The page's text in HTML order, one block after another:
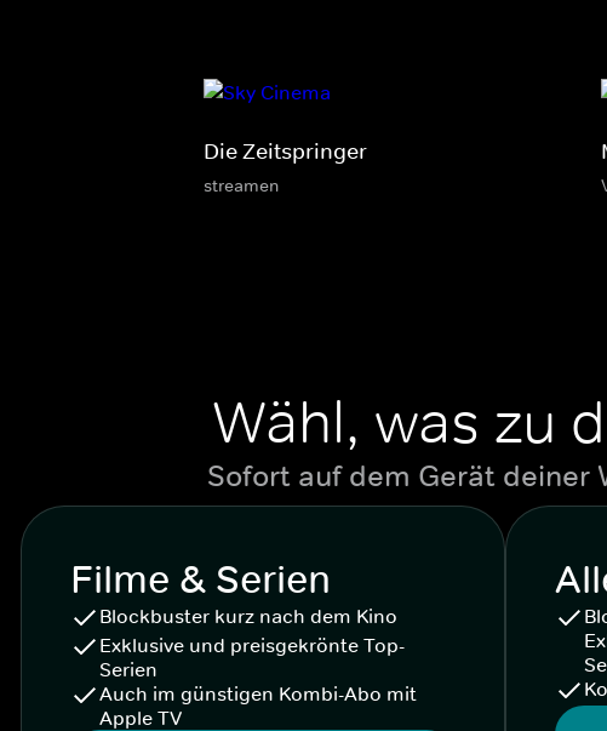
Die Zeitspringer
streamen
Wähl, was zu
Sofort auf dem Gerät deiner
Filme & Serien
Blockbuster kurz nach dem Kino
Exklusive und preisgekrönte Top-
Serien
Auch im günstigen Kombi-Abo mit
Apple TV